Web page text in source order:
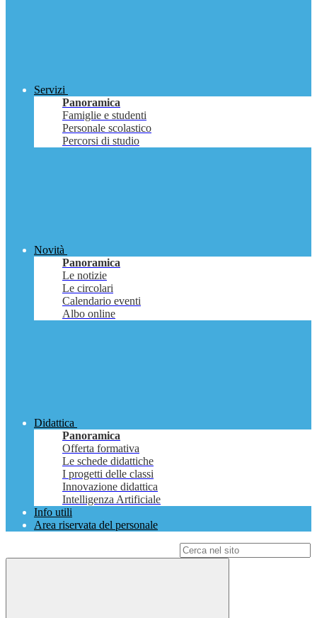
Servizi
Panoramica
Famiglie e studenti
Personale scolastico
Percorsi di studio
Novità
Panoramica
Le notizie
Le circolari
Calendario eventi
Albo online
Didattica
Panoramica
Offerta formativa
Le schede didattiche
I progetti delle classi
Innovazione didattica
Intelligenza Artificiale
Info utili
Area riservata del personale